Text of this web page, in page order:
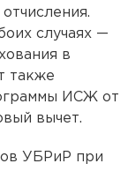
случаях —
в
также
ИСЖ от
вычет.
УБРиР при